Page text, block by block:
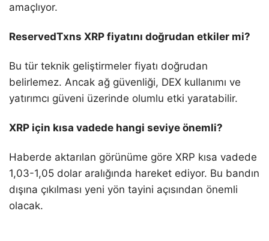
amaçlıyor.
ReservedTxns XRP fiyatını doğrudan etkiler mi?
Bu tür teknik geliştirmeler fiyatı doğrudan
belirlemez. Ancak ağ güvenliği, DEX kullanımı ve
yatırımcı güveni üzerinde olumlu etki yaratabilir.
XRP için kısa vadede hangi seviye önemli?
Haberde aktarılan görünüme göre XRP kısa vadede
1,03-1,05 dolar aralığında hareket ediyor. Bu bandın
dışına çıkılması yeni yön tayini açısından önemli
olacak.